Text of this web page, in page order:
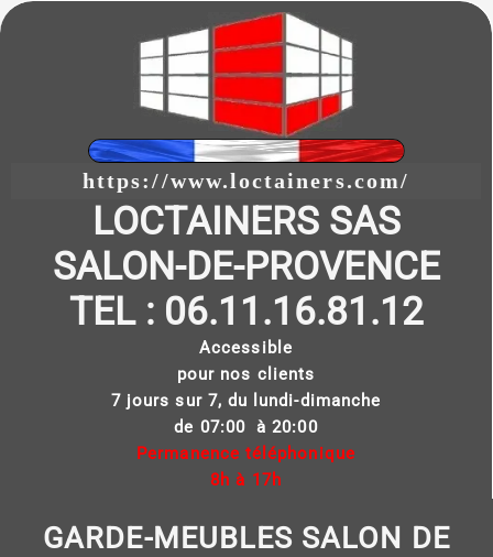
https://www.loctainers.com/
LOCTAINERS SAS
SALON-DE-PROVENCE
TEL : 06.11.16.81.12
Accessible
pour nos clients
7 jours sur 7, du lundi-dimanche
de 07:00 à 20:00
Permanence téléphonique
8h à 17h
GARDE-MEUBLES SALON DE